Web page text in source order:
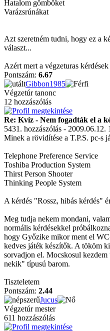
Hatalom gömböket
Varázsrúnákat
Azt szeretném tudni, hogy ez a
választ...
Azért mert a végzeturas
Pontszám: 6.67
Gibbon1985
Végzetúr tanonc
12 hozzászólás
Re: Kvíz - Nem fogadták el a
5431. hozzászólás - 2009.06.12.
Minek a rövidítése a T.P.S. pc-s
Telephone Preference Service
Toshiba Production System
Thirst Person Shooter
Thinking People System
A kérdés "Rossz, hibás kérdés"
Meg tudja nekem mondani,
normális kérdésekkel
hogy Győzike mikor ment el
kedves játék készítők. A tököm
sorvadjon el. Mocskosul
nekik" típusú barom.
Tiszteletem
Pontszám: 2.44
Jucus
Végzetúr mester
611 hozzászólás